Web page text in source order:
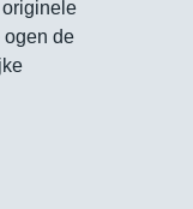
ogen de